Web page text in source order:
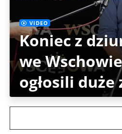
VIDEO
Koniec z
we
ogłosili duże